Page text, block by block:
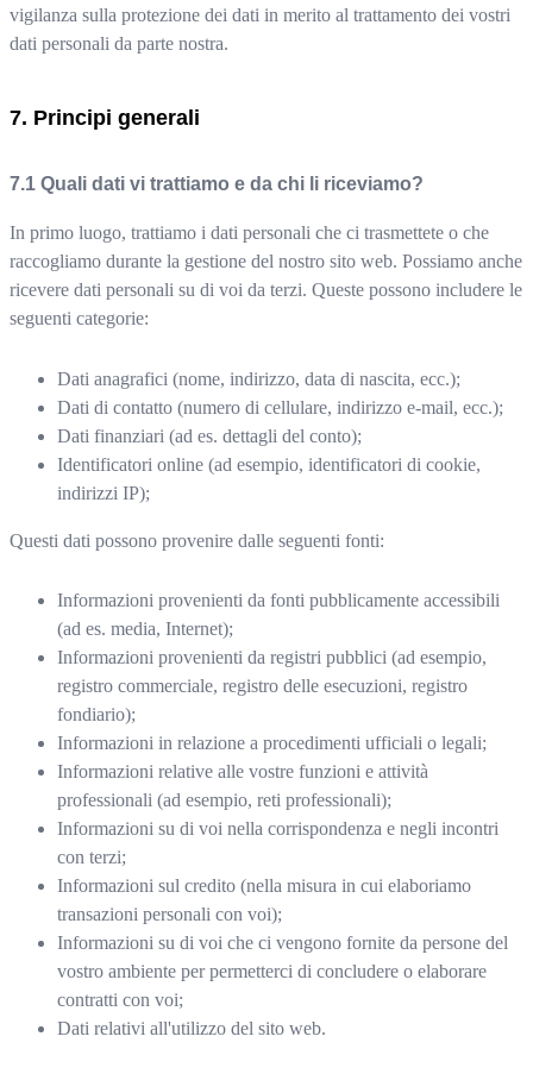
vigilanza sulla protezione dei dati in merito al trattamento dei vostri
dati personali da parte nostra.
Principi generali
Quali dati vi trattiamo e da chi li riceviamo?
In primo luogo, trattiamo i dati personali che ci trasmettete o che
raccogliamo durante la gestione del nostro sito web. Possiamo anche
ricevere dati personali su di voi da terzi. Queste possono includere le
seguenti categorie:
Dati anagrafici (nome, indirizzo, data di nascita, ecc.);
Dati di contatto (numero di cellulare, indirizzo e-mail, ecc.);
Dati finanziari (ad es. dettagli del conto);
Identificatori online (ad esempio, identificatori di cookie,
indirizzi IP);
Questi dati possono provenire dalle seguenti fonti:
Informazioni provenienti da fonti pubblicamente accessibili
(ad es. media, Internet);
Informazioni provenienti da registri pubblici (ad esempio,
registro commerciale, registro delle esecuzioni, registro
fondiario);
Informazioni in relazione a procedimenti ufficiali o legali;
Informazioni relative alle vostre funzioni e attività
professionali (ad esempio, reti professionali);
Informazioni su di voi nella corrispondenza e negli incontri
con terzi;
Informazioni sul credito (nella misura in cui elaboriamo
transazioni personali con voi);
Informazioni su di voi che ci vengono fornite da persone del
vostro ambiente per permetterci di concludere o elaborare
contratti con voi;
Dati relativi all'utilizzo del sito web.